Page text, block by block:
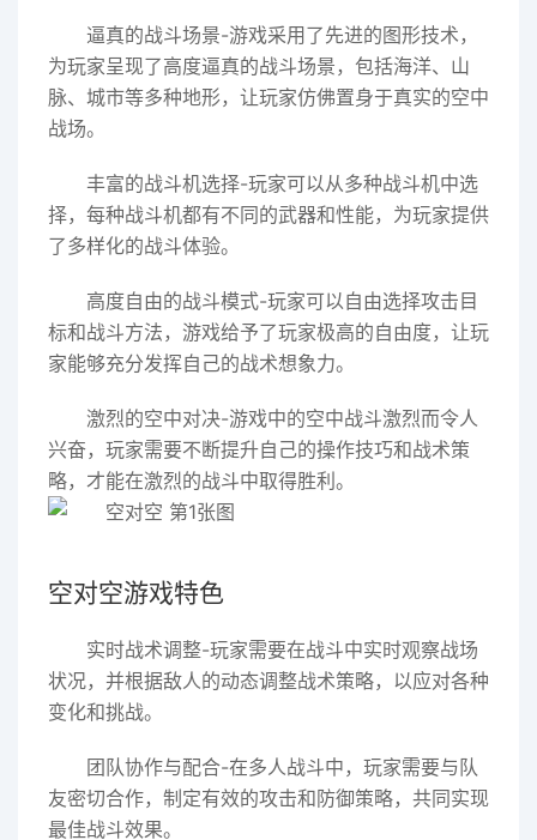
逼真的战斗场景-游戏采用了先进的图形技术，
为玩家呈现了高度逼真的战斗场景，包括海洋、山
脉、城市等多种地形，让玩家仿佛置身于真实的空中
战场。
丰富的战斗机选择-玩家可以从多种战斗机中选
择，每种战斗机都有不同的武器和性能，为玩家提供
了多样化的战斗体验。
高度自由的战斗模式-玩家可以自由选择攻击目
标和战斗方法，游戏给予了玩家极高的自由度，让玩
家能够充分发挥自己的战术想象力。
激烈的空中对决-游戏中的空中战斗激烈而令人
兴奋，玩家需要不断提升自己的操作技巧和战术策
略，才能在激烈的战斗中取得胜利。
空对空游戏特色
实时战术调整-玩家需要在战斗中实时观察战场
状况，并根据敌人的动态调整战术策略，以应对各种
变化和挑战。
团队协作与配合-在多人战斗中，玩家需要与队
友密切合作，制定有效的攻击和防御策略，共同实现
最佳战斗效果。